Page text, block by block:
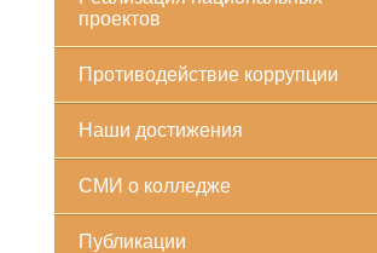
проектов
Противодействие коррупции
Наши достижения
СМИ о колледже
Публикации